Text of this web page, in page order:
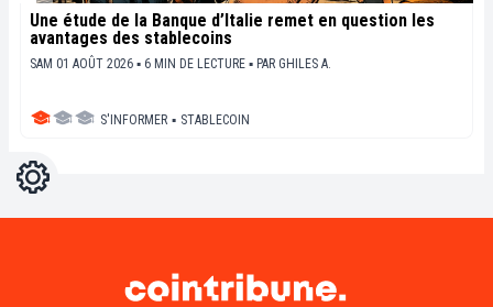
Une étude de la Banque d’Italie remet en question les
avantages des stablecoins
SAM 01 AOÛT 2026 ▪ 6 MIN DE LECTURE ▪ PAR GHILES A.
S'INFORMER ▪ STABLECOIN
Réglages